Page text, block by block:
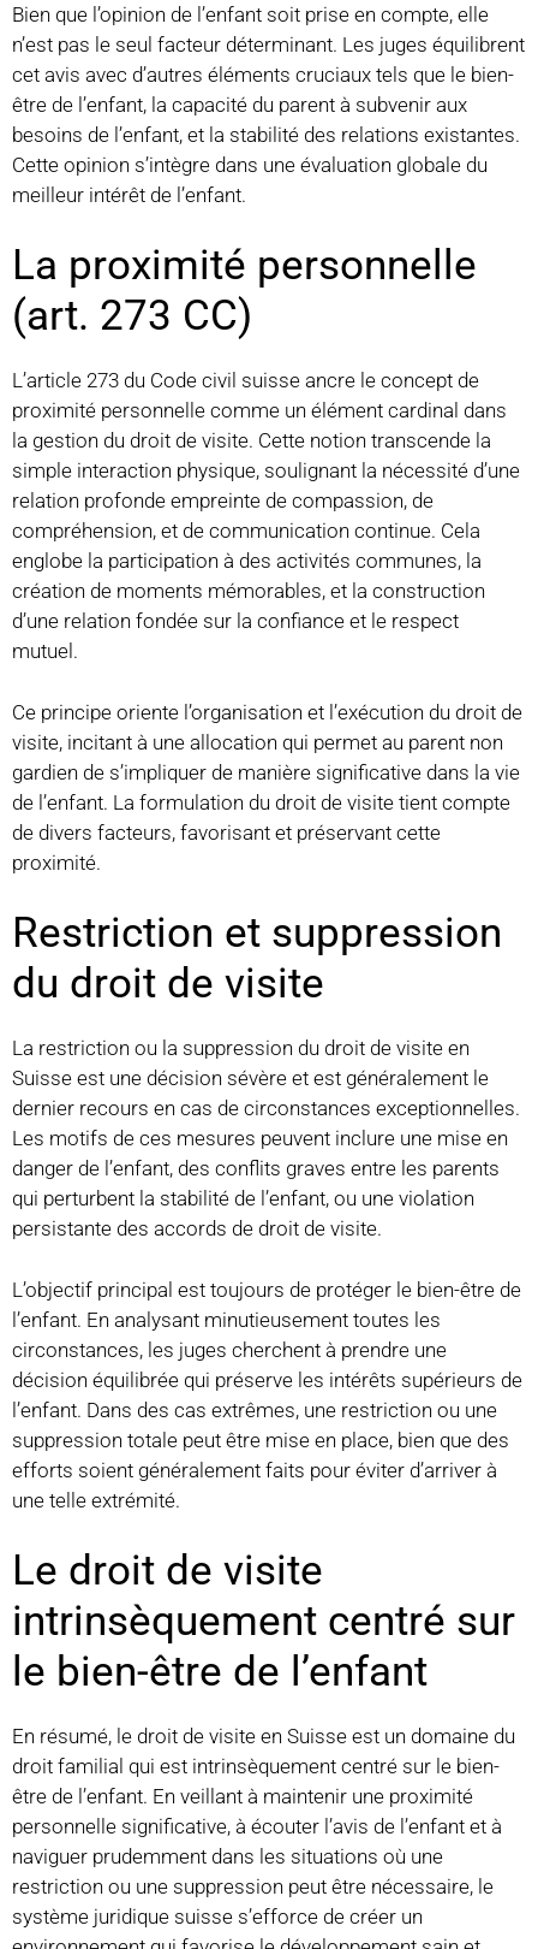
Bien que l’opinion de l’enfant soit prise en compte, elle
n’est pas le seul facteur déterminant. Les juges équilibrent
cet avis avec d’autres éléments cruciaux tels que le bien-
être de l’enfant, la capacité du parent à subvenir aux
besoins de l’enfant, et la stabilité des relations existantes.
Cette opinion s’intègre dans une évaluation globale du
meilleur intérêt de l’enfant.
La proximité personnelle
(art. 273 CC)
L’article 273 du Code civil suisse ancre le concept de
proximité personnelle comme un élément cardinal dans
la gestion du droit de visite. Cette notion transcende la
simple interaction physique, soulignant la nécessité d’une
relation profonde empreinte de compassion, de
compréhension, et de communication continue. Cela
englobe la participation à des activités communes, la
création de moments mémorables, et la construction
d’une relation fondée sur la confiance et le respect
mutuel.
Ce principe oriente l’organisation et l’exécution du droit de
visite, incitant à une allocation qui permet au parent non
gardien de s’impliquer de manière significative dans la vie
de l’enfant. La formulation du droit de visite tient compte
de divers facteurs, favorisant et préservant cette
proximité.
Restriction et suppression
du droit de visite
La restriction ou la suppression du droit de visite en
Suisse est une décision sévère et est généralement le
dernier recours en cas de circonstances exceptionnelles.
Les motifs de ces mesures peuvent inclure une mise en
danger de l’enfant, des conflits graves entre les parents
qui perturbent la stabilité de l’enfant, ou une violation
persistante des accords de droit de visite.
L’objectif principal est toujours de protéger le bien-être de
l’enfant. En analysant minutieusement toutes les
circonstances, les juges cherchent à prendre une
décision équilibrée qui préserve les intérêts supérieurs de
l’enfant. Dans des cas extrêmes, une restriction ou une
suppression totale peut être mise en place, bien que des
efforts soient généralement faits pour éviter d’arriver à
une telle extrémité.
Le droit de visite
intrinsèquement centré sur
le bien-être de l’enfant
En résumé, le droit de visite en Suisse est un domaine du
droit familial qui est intrinsèquement centré sur le bien-
être de l’enfant. En veillant à maintenir une proximité
personnelle significative, à écouter l’avis de l’enfant et à
naviguer prudemment dans les situations où une
restriction ou une suppression peut être nécessaire, le
système juridique suisse s’efforce de créer un